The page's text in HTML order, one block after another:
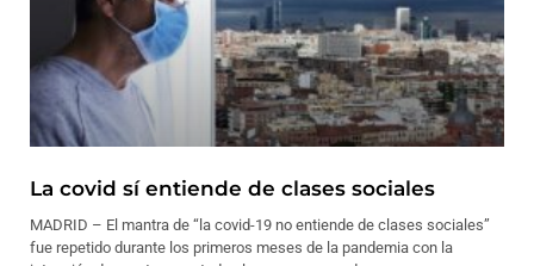
La covid sí entiende de clases sociales
MADRID – El mantra de “la covid-19 no entiende de clases sociales”
fue repetido durante los primeros meses de la pandemia con la